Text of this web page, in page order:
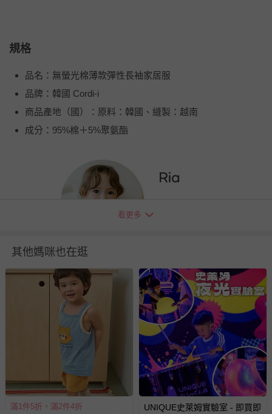
品名：無螢光棉薄款彈性長袖家居服